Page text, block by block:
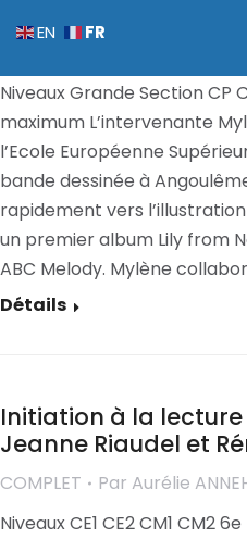
Niveaux Grande Section CP
maximum L’intervenante
l’Ecole Européenne
bande dessinée à
rapidement vers
un premier album Lily from
ABC Melody. Mylène
Détails
Initiation à la
Jeanne Riaudel et
COMPLET Par Aurélie
Niveaux CE1 CE2 CM1 CM2
EN FR